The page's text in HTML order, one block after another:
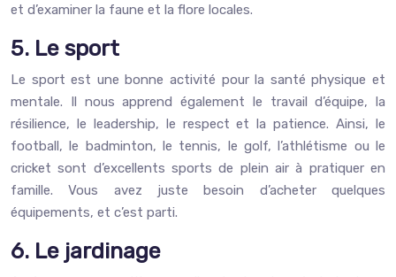
et d’examiner la faune et la flore locales.
5. Le sport
Le sport est une bonne activité pour la santé physique et
mentale. Il nous apprend également le travail d’équipe, la
résilience, le leadership, le respect et la patience. Ainsi, le
football, le badminton, le tennis, le golf, l’athlétisme ou le
cricket sont d’excellents sports de plein air à pratiquer en
famille. Vous avez juste besoin d’acheter quelques
équipements, et c’est parti.
6. Le jardinage